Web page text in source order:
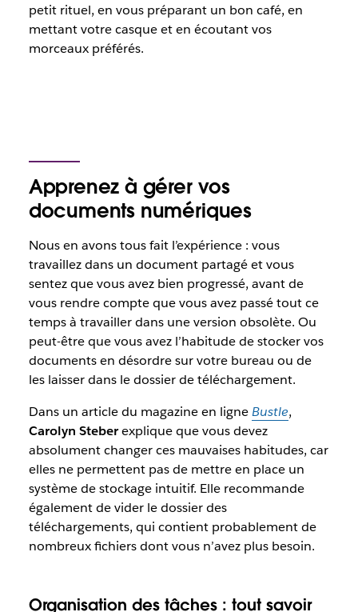
petit rituel, en vous préparant un bon café, en
mettant votre casque et en écoutant vos
morceaux préférés.
Apprenez à gérer vos
documents numériques
Nous en avons tous fait l’expérience : vous
travaillez dans un document partagé et vous
sentez que vous avez bien progressé, avant de
vous rendre compte que vous avez passé tout ce
temps à travailler dans une version obsolète. Ou
peut-être que vous avez l’habitude de stocker vos
documents en désordre sur votre bureau ou de
les laisser dans le dossier de téléchargement.
Dans un article du magazine en ligneBustle,
Carolyn Steberexplique que vous devez
absolument changer ces mauvaises habitudes, car
elles ne permettent pas de mettre en place un
système de stockage intuitif. Elle recommande
également de vider le dossier des
téléchargements, qui contient probablement de
nombreux fichiers dont vous n’avez plus besoin.
Organisation des tâches : tout savoir